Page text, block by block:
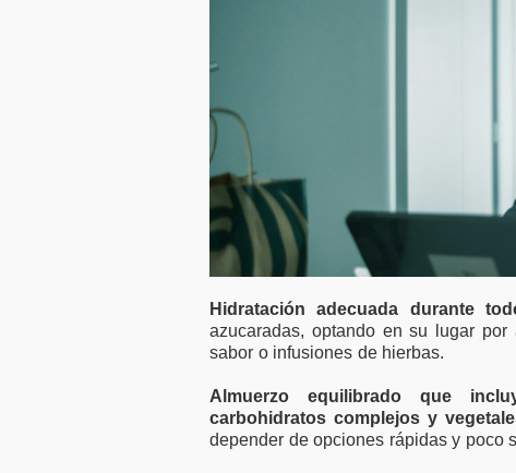
Hidratación adecuada durante
azucaradas, optando en su lugar
sabor o infusiones de hierbas.
Almuerzo equilibrado que
carbohidratos complejos y
depender de opciones rápidas y poco